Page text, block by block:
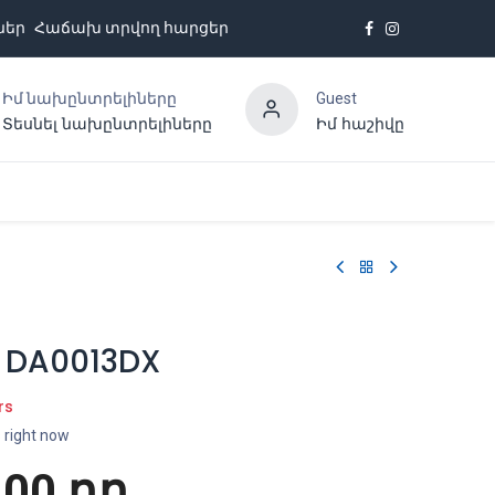
Հաճախ տրվող հարցեր
Իմ նախընտրելիները
Տեսնել նախընտրելիները
Guest
Իմ հաշիվը
right now